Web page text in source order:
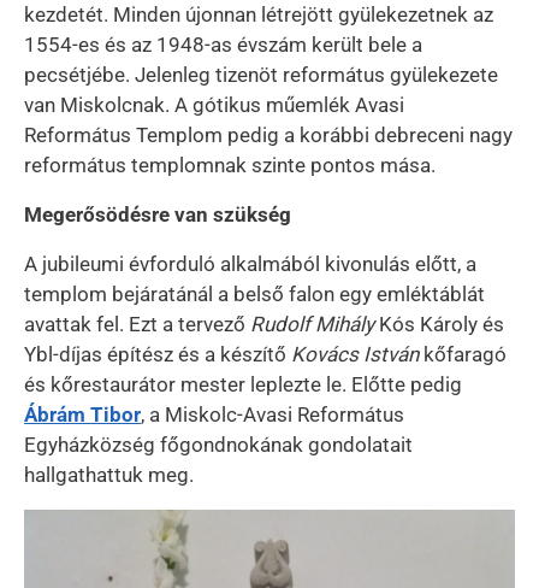
kezdetét. Minden újonnan létrejött gyülekezetnek az
1554-es és az 1948-as évszám került bele a
pecsétjébe. Jelenleg tizenöt református gyülekezete
van Miskolcnak. A gótikus műemlék Avasi
Református Templom pedig a korábbi debreceni nagy
református templomnak szinte pontos mása.
Megerősödésre van szükség
A jubileumi évforduló alkalmából kivonulás előtt, a
templom bejáratánál a belső falon egy emléktáblát
avattak fel. Ezt a tervező Rudolf MihályKós Károly és
Ybl-díjas építész és a készítő Kovács Istvánkőfaragó
és kőrestaurátor mester leplezte le. Előtte pedig
Ábrám Tibor, a Miskolc-Avasi Református
Egyházközség főgondnokának gondolatait
hallgathattuk meg.